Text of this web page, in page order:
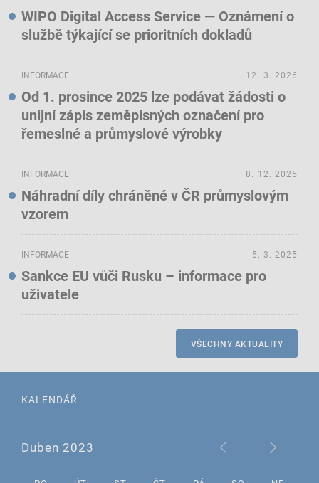
WIPO Digital Access Service — Oznámení o
službě týkající se prioritních dokladů
INFORMACE
Od 1. prosince 2025 lze podávat žádosti o
unijní zápis zeměpisných označení pro
řemeslné a průmyslové výrobky
12. 3. 2026
INFORMACE
Náhradní díly chráněné v ČR průmyslovým
vzorem
8. 12. 2025
INFORMACE
Sankce EU vůči Rusku – informace pro
uživatele
5. 3. 2025
VŠECHNY AKTUALITY
KALENDÁŘ
Duben 2023